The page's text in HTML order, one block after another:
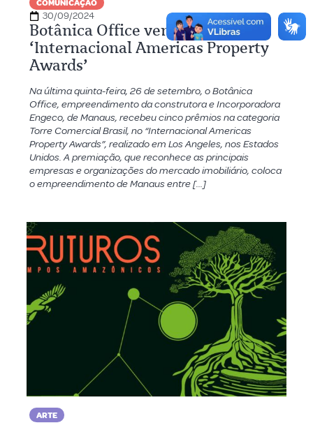
COMUNICAÇÃO
30/09/2024
Botânica Office vence o prêmio
‘Internacional Americas Property
Awards’
Na última quinta-feira, 26 de setembro, o Botânica
Office, empreendimento da construtora e Incorporadora
Engeco, de Manaus, recebeu cinco prêmios na categoria
Torre Comercial Brasil, no “Internacional Americas
Property Awards”, realizado em Los Angeles, nos Estados
Unidos. A premiação, que reconhece as principais
empresas e organizações do mercado imobiliário, coloca
o empreendimento de Manaus entre […]
ARTE